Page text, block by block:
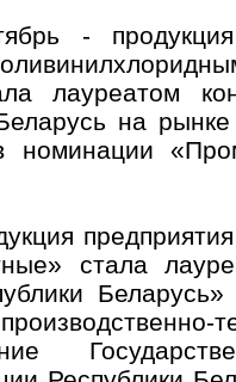
-
лауреатом
на
номинации
стала